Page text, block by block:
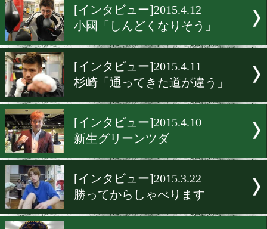
[インタビュー]2015.5.8
[インタビュー]2015.4.25
長谷川「スタイルの探求」
[インタビュー]2015.4.24
ボクシングは奥が深い